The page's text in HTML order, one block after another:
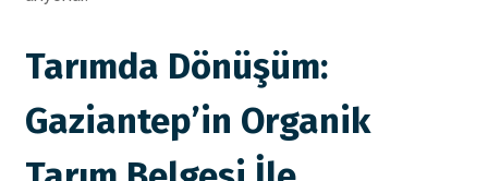
Tarımda Dönüşüm:
Gaziantep’in Organik